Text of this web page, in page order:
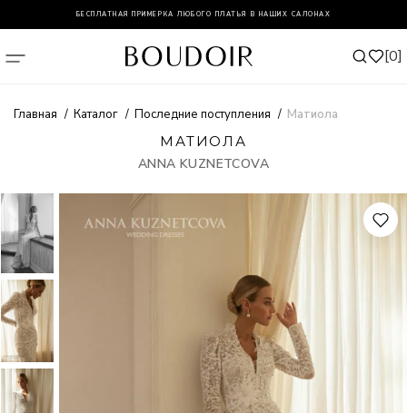
БЕСПЛАТНАЯ ПРИМЕРКА ЛЮБОГО ПЛАТЬЯ В НАШИХ САЛОНАХ
0
Главная Каталог Последние поступления Матиола
МАТИОЛА
ANNA KUZNETCOVA